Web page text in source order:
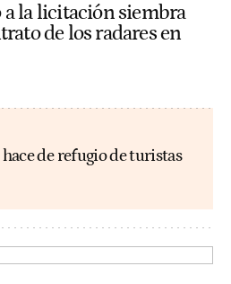
la licitación siembra
de los radares en
de refugio de turistas